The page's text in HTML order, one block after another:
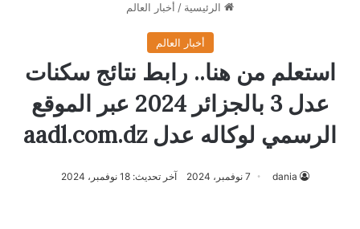
الرئيسية / أخبار العالم
أخبار العالم
استعلم من هنا.. رابط نتائج سكنات
عدل 3 بالجزائر 2024 عبر الموقع
الرسمي لوكاله عدل aadl.com.dz
dania 7 نوفمبر، 2024 آخر تحديث: 18 نوفمبر، 2024